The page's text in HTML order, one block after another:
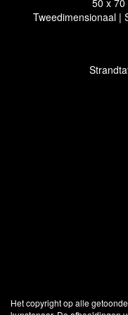
50 x
Tweedimensionaal |
Het copyright op alle